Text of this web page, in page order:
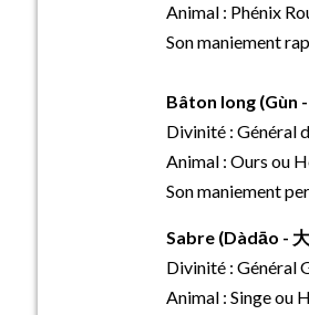
Animal : Phénix
Son maniement
Bâton long (Gùn
Divinité : Général
Animal : Ours ou
Son maniement
Sabre (Dàdāo -
Divinité : Général
Animal : Singe ou